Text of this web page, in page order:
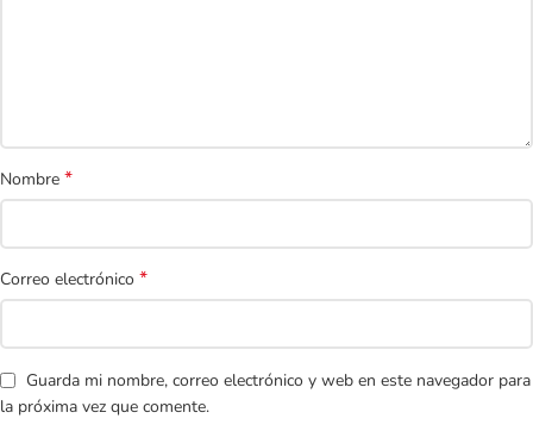
Nombre *
Correo electrónico *
Guarda mi nombre, correo electrónico y web en este navegador para
la próxima vez que comente.